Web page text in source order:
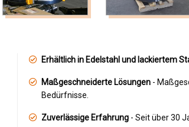
Erhältlich in Edelstahl und lackiertem
Maßgeschneiderte Lösungen-
Bedürfnisse.
Zuverlässige Erfahrung- Seit über 30